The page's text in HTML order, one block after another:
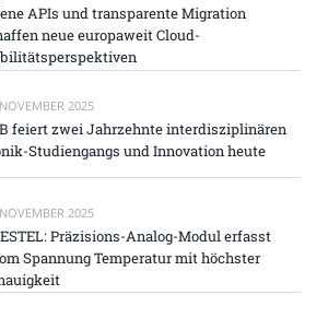
APIs und transparente Migration
neue europaweit Cloud-
2025
feiert zwei Jahrzehnte interdisziplinären
Studiengangs und Innovation heute
2025
Präzisions-Analog-Modul erfasst
Spannung Temperatur mit höchster